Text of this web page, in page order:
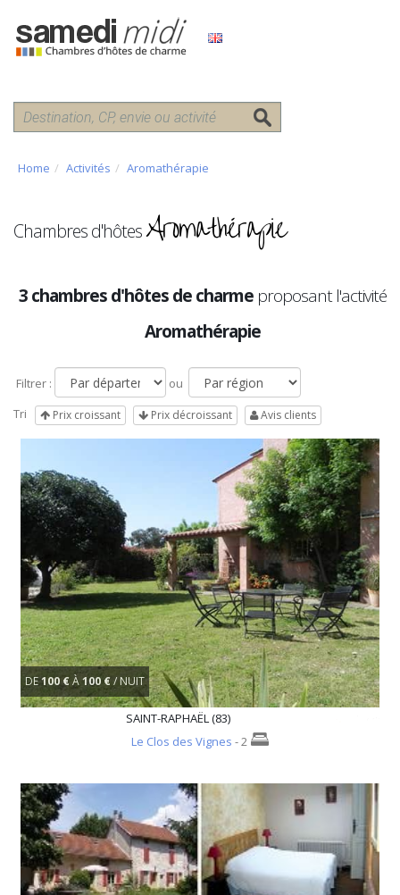
Home Activités Aromathérapie
Chambres d'hôtesAromathérapie
3 chambres d'hôtes de charme proposant l'activité
Aromathérapie
Filtrer :
ou
Tri
Prix croissant Prix décroissant Avis clients
DE100 €À100 €/ NUIT
SAINT-RAPHAËL (83)
Le Clos des Vignes - 2